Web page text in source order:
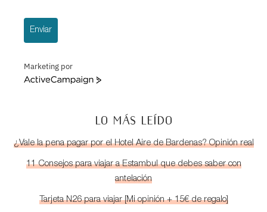
Enviar
Marketing por
ActiveCampaign
LO MÁS LEÍDO
¿Vale la pena pagar por el Hotel Aire de Bardenas? Opinión real
11 Consejos para viajar a Estambul que debes saber con
antelación
Tarjeta N26 para viajar [Mi opinión + 15€ de regalo]